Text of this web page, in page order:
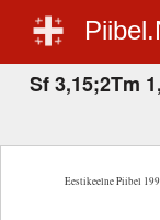
Sf 3,15;2Tm
Eestikeelne Piibel